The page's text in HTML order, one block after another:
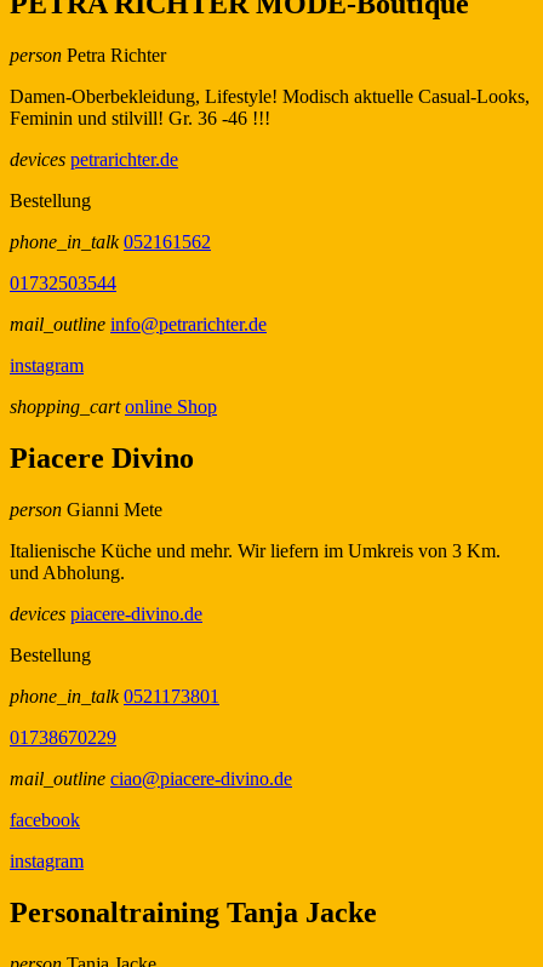
person Petra Richter
Damen-Oberbekleidung, Lifestyle! Modisch aktuelle Casual-Looks,
Feminin und stilvill! Gr. 36 -46 !!!
devices petrarichter.de
Bestellung
phone_in_talk 052161562
01732503544
mail_outline info@petrarichter.de
instagram
shopping_cart online Shop
Piacere Divino
person Gianni Mete
Italienische Küche und mehr. Wir liefern im Umkreis von 3 Km.
und Abholung.
devices piacere-divino.de
Bestellung
phone_in_talk 0521173801
01738670229
mail_outline ciao@piacere-divino.de
facebook
instagram
Personaltraining Tanja Jacke